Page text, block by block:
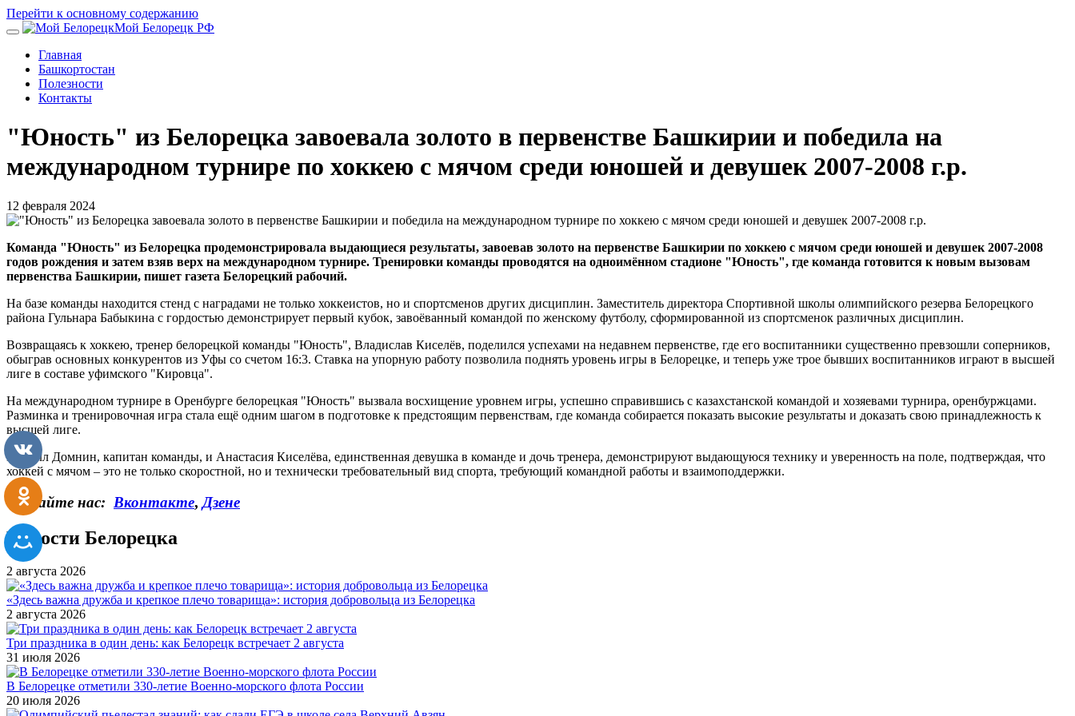
Перейти к основному содержанию
Мой Белорецк РФ
Главная
Башкортостан
Полезности
Контакты
"Юность" из Белорецка завоевала золото в первенстве Башкирии и победила на
международном турнире по хоккею с мячом среди юношей и девушек 2007-2008 г.р.
12 февраля 2024
Команда "Юность" из Белорецка продемонстрировала выдающиеся результаты, завоевав золото на первенстве Башкирии по хоккею с мячом среди юношей и девушек 2007-2008
годов рождения и затем взяв верх на международном турнире. Тренировки команды проводятся на одноимённом стадионе "Юность", где команда готовится к новым вызовам
первенства Башкирии, пишет газета Белорецкий рабочий.
На базе команды находится стенд с наградами не только хоккеистов, но и спортсменов других дисциплин. Заместитель директора Спортивной школы олимпийского резерва Белорецкого
района Гульнара Бабыкина с гордостью демонстрирует первый кубок, завоёванный командой по женскому футболу, сформированной из спортсменок различных дисциплин.
Возвращаясь к хоккею, тренер белорецкой команды "Юность", Владислав Киселёв, поделился успехами на недавнем первенстве, где его воспитанники существенно превзошли соперников,
обыграв основных конкурентов из Уфы со счетом 16:3. Ставка на упорную работу позволила поднять уровень игры в Белорецке, и теперь уже трое бывших воспитанников играют в высшей
лиге в составе уфимского "Кировца".
На международном турнире в Оренбурге белорецкая "Юность" вызвала восхищение уровнем игры, успешно справившись с казахстанской командой и хозяевами турнира, оренбуржцами.
Разминка и тренировочная игра стала ещё одним шагом в подготовке к предстоящим первенствам, где команда собирается показать высокие результаты и доказать свою принадлежность к
высшей лиге.
Кирилл Домнин, капитан команды, и Анастасия Киселёва, единственная девушка в команде и дочь тренера, демонстрируют выдающуюся технику и уверенность на поле, подтверждая, что
хоккей с мячом – это не только скоростной, но и технически требовательный вид спорта, требующий командной работы и взаимоподдержки.
Читайте нас: Вконтакте, Дзене
Новости Белорецка
2 августа 2026
«Здесь важна дружба и крепкое плечо товарища»: история добровольца из Белорецка
2 августа 2026
Три праздника в один день: как Белорецк встречает 2 августа
31 июля 2026
В Белорецке отметили 330-летие Военно-морского флота России
20 июля 2026